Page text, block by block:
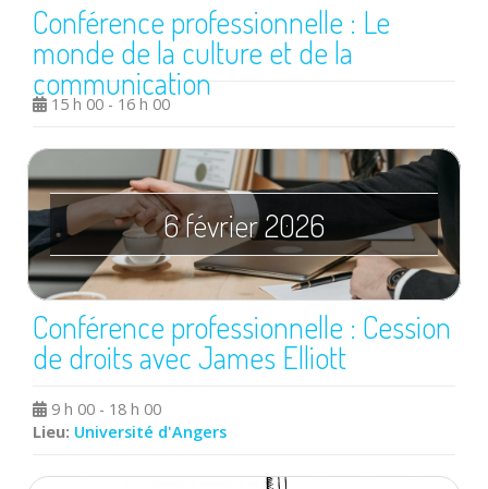
Conférence professionnelle : Le
monde de la culture et de la
communication
15 h 00 - 16 h 00
6 février 2026
Conférence professionnelle : Cession
de droits avec James Elliott
9 h 00 - 18 h 00
Lieu: Université d'Angers